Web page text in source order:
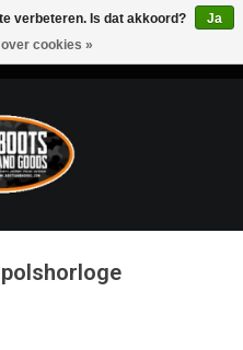
verbeteren. Is dat akkoord?
Ja
over cookies »